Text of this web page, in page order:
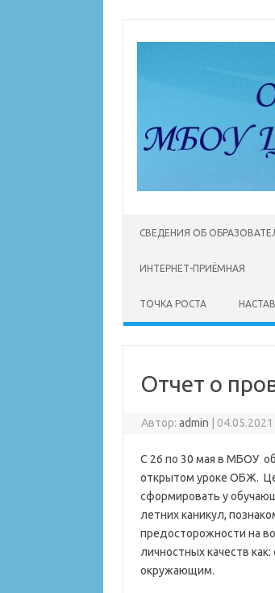
СВЕДЕНИЯ ОБ
ИНТЕРНЕТ-ПРИЁМНАЯ
ТОЧКА РОСТА
Отчет о
Автор:admin 04.05.2021
С 26 по 30 мая в МБОУ
открытом уроке ОБЖ.
сформировать у
летних каникул,
предосторожности на
личностных качеств
окружающим.